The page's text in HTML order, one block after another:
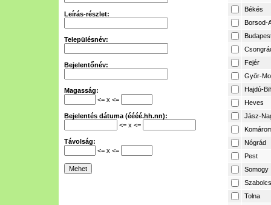
Leírás-részlet:
Településnév:
Bejelentőnév:
Magasság:
<= x <=
Bejelentés dátuma (éééé.hh.nn):
<= x <=
Távolság:
<= x <=
Békés
Borsod-
Fejér
Győr-
Hajdú-
Heves
Jász-
Nógrád
Pest
Somogy
Tolna